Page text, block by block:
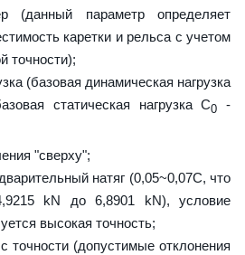
(данный параметр определяет
каретки и рельса с учетом
точности);
(базовая динамическая нагрузка
статическая нагрузка С0
-
"сверху";
натяг (0,05~0,07C, что
kN до 6,8901 kN), условие
высокая точность;
точности (допустимые отклонения